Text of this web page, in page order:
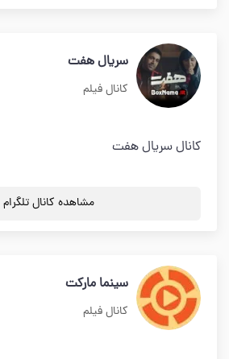
سریال هفت
کانال فیلم
کانال سریال هفت
مشاهده کانال تلگرام
سینما مارکت
کانال فیلم